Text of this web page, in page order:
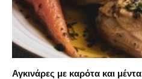
Αγκινάρες με καρότα και μέντα